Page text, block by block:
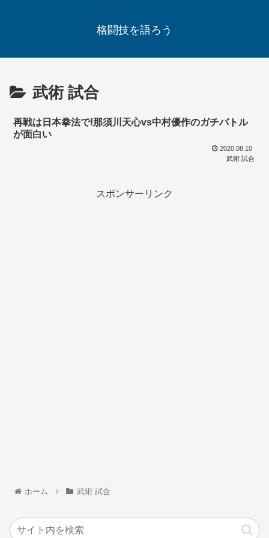
格闘技を語ろう
武術 試合
再戦は日本拳法で!那須川天心vs中村優作のガチバトル
が面白い
2020.08.10
武術 試合
スポンサーリンク
ホーム 武術 試合